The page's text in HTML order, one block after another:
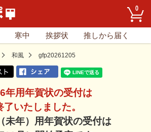
0
寒中 挨拶状 推しから届く
和風 gfp20261205
年用年賀状の受付は
了いたしました。
未年）用年賀状の受付は